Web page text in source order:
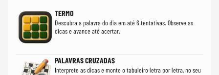
TERMO
Descubra a palavra do dia em até 6 tentativas. Observe as
dicas e avance até acertar.
PALAVRAS CRUZADAS
Interprete as dicas e monte o tabuleiro letra por letra, no seu